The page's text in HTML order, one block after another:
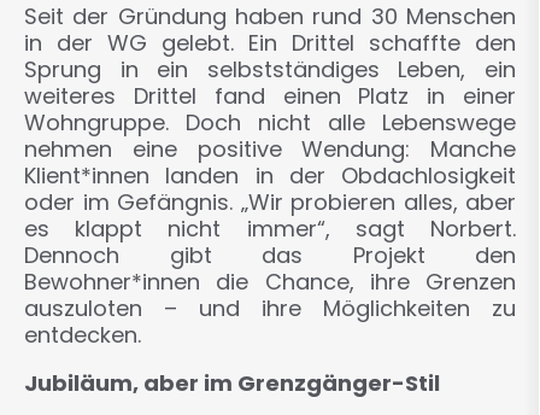
Seit der Gründung haben rund 30 Menschen
in der WG gelebt. Ein Drittel schaffte den
Sprung in ein selbstständiges Leben, ein
weiteres Drittel fand einen Platz in einer
Wohngruppe. Doch nicht alle Lebenswege
nehmen eine positive Wendung: Manche
Klient*innen landen in der Obdachlosigkeit
oder im Gefängnis. „Wir probieren alles, aber
es klappt nicht immer“, sagt Norbert.
Dennoch gibt das Projekt den
Bewohner*innen die Chance, ihre Grenzen
auszuloten – und ihre Möglichkeiten zu
entdecken.
Jubiläum, aber im Grenzgänger-Stil